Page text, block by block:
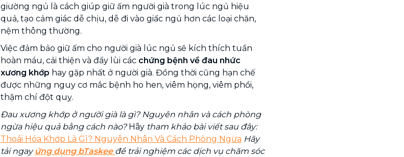
giường ngủ là cách giúp giữ ấm người già trong lúc ngủ hiệu
quả, tạo cảm giác dễ chịu, dễ đi vào giấc ngủ hơn các loại chăn,
nệm thông thường.
Việc đảm bảo giữ ấm cho người già lúc ngủ sẽ kích thích tuần
hoàn máu, cải thiện và đẩy lùi các chứng bệnh về đau nhức
xương khớp hay gặp nhất ở người già. Đồng thời cũng hạn chế
được những nguy cơ mắc bệnh ho hen, viêm họng, viêm phổi,
thậm chí đột quỵ.
Đau xương khớp ở người già là gì? Nguyên nhân và cách phòng
ngừa hiệu quả bằng cách nào?Hãy tham khảo bài viết sau đây:
Thoái Hóa Khớp Là Gì? Nguyên Nhân Và Cách Phòng Ngừa Hãy
tải ngay ứng dụng bTaskee để trải nghiệm các dịch vụ chăm sóc